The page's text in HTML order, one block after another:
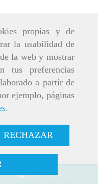
propias y de
la usabilidad de
la web y mostrar
tus preferencias
a partir de
ejemplo, páginas
.
RECHAZAR
651031402